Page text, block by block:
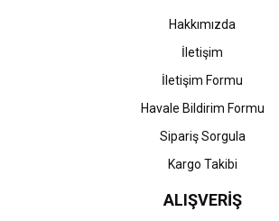
Gönder
Hakkımızda
İletişim
İletişim Formu
Havale Bildirim Formu
Sipariş Sorgula
Kargo Takibi
ALIŞVERİŞ